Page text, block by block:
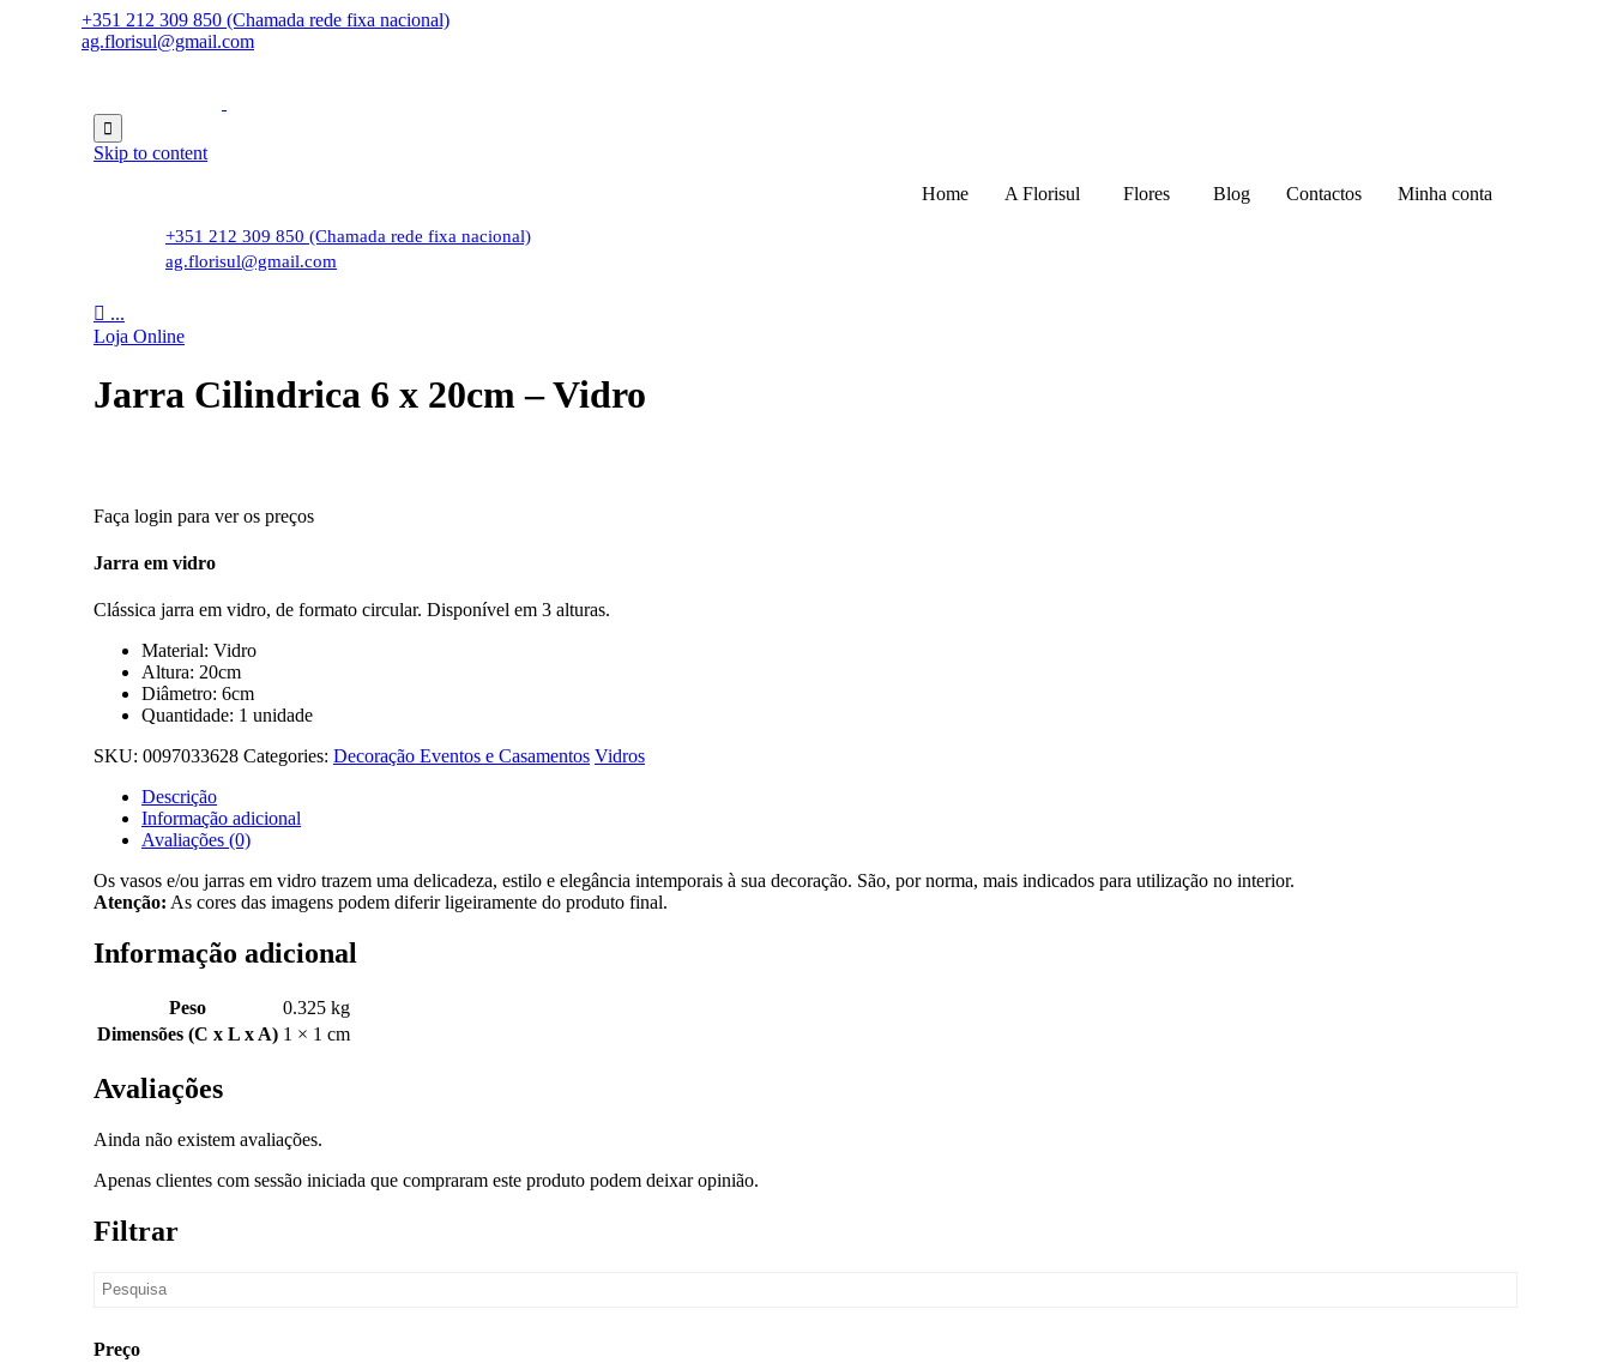
+351 212 309 850 (Chamada rede fixa nacional)
ag.florisul@gmail.com

Skip to content
Home
A Florisul Flores Blog Contactos Minha conta
+351 212 309 850 (Chamada rede fixa nacional)
ag.florisul@gmail.com
 ...
Loja Online
Jarra Cilindrica 6 x 20cm – Vidro
Faça login para ver os preços
Jarra em vidro
Clássica jarra em vidro, de formato circular. Disponível em 3 alturas.
Material: Vidro
Altura: 20cm
Diâmetro: 6cm
Quantidade: 1 unidade
SKU: 0097033628 Categories: Decoração Eventos e Casamentos Vidros
Descrição
Informação adicional
Avaliações (0)
Os vasos e/ou jarras em vidro trazem uma delicadeza, estilo e elegância intemporais à sua decoração. São, por norma, mais indicados para utilização no interior.
Atenção: As cores das imagens podem diferir ligeiramente do produto final.
Informação adicional
Peso
0.325 kg
Dimensões (C x L x A) 1 × 1 cm
Avaliações
Ainda não existem avaliações.
Apenas clientes com sessão iniciada que compraram este produto podem deixar opinião.
Filtrar
Preço